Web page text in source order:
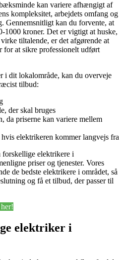
kan variere afhængigt af
kompleksitet, arbejdets omfang og
Gennemsnitligt kan du forvente, at
1000 kroner. Det er vigtigt at huske,
tiltalende, er det afgørende at
at sikre professionelt udført
i dit lokalområde, kan du overveje
tilbud:
der skal bruges
da priserne kan variere mellem
elektrikeren kommer langvejs fra
elektrikere i
priser og tjenester. Vores
de bedste elektrikere i området, så
og få et tilbud, der passer til
elektriker i